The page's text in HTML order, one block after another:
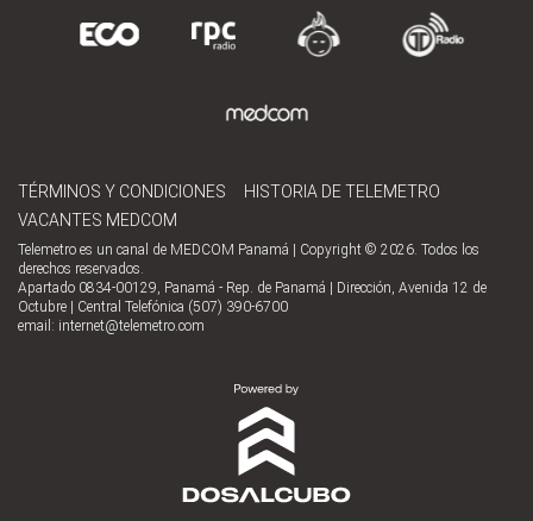
TÉRMINOS Y CONDICIONES
HISTORIA DE TELEMETRO
VACANTES MEDCOM
Telemetro es un canal de MEDCOM Panamá | Copyright © 2026. Todos los
derechos reservados.
Apartado 0834-00129, Panamá - Rep. de Panamá | Dirección, Avenida 12 de
Octubre | Central Telefónica (507) 390-6700
email: internet@telemetro.com